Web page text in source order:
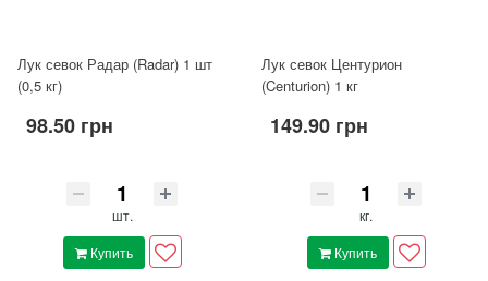
Лук севок Радар (Radar) 1 шт
(0,5 кг)
98.50 грн
шт.
Купить
Лук севок Центурион
(Centurion) 1 кг
149.90 грн
кг.
Купить